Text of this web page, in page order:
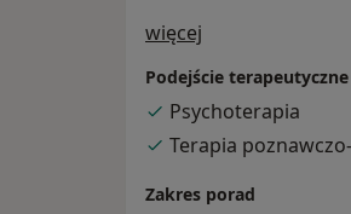
więcej
Podejście terapeutyczne
Psychoterapia
Terapia
Zakres porad